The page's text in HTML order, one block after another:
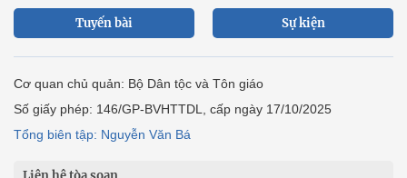
Tuyến bài Sự kiện
Cơ quan chủ quản: Bộ Dân tộc và Tôn giáo
Số giấy phép: 146/GP-BVHTTDL, cấp ngày 17/10/2025
Tổng biên tập: Nguyễn Văn Bá